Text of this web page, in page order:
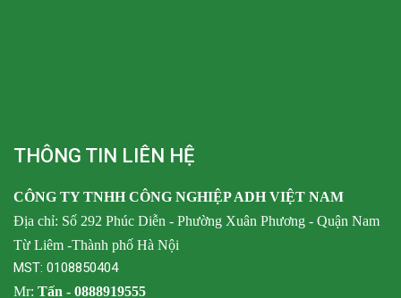
THÔNG TIN LIÊN HỆ
CÔNG TY TNHH CÔNG NGHIỆP ADH VIỆT NAM
Địa chỉ: Số 292 Phúc Diễn - Phường Xuân Phương - Quận Nam
Từ Liêm -Thành phố Hà Nội
MST: 0108850404
Mr: Tấn - 0888919555